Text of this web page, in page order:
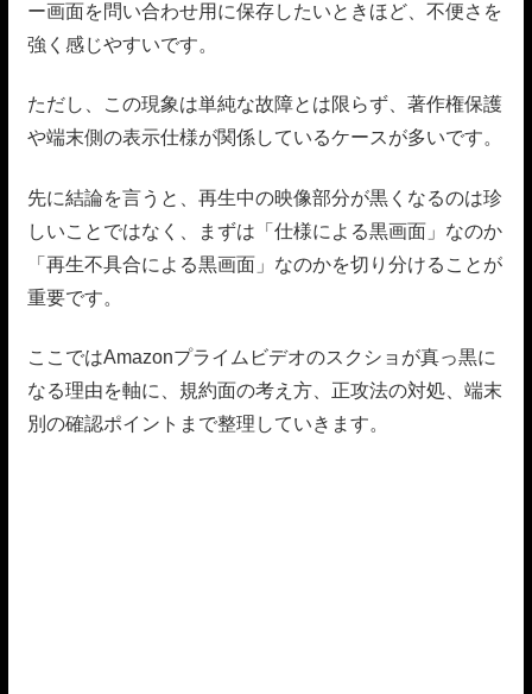
ー画面を問い合わせ用に保存したいときほど、不便さを
強く感じやすいです。
ただし、この現象は単純な故障とは限らず、著作権保護
や端末側の表示仕様が関係しているケースが多いです。
先に結論を言うと、再生中の映像部分が黒くなるのは珍
しいことではなく、まずは「仕様による黒画面」なのか
「再生不具合による黒画面」なのかを切り分けることが
重要です。
ここではAmazonプライムビデオのスクショが真っ黒に
なる理由を軸に、規約面の考え方、正攻法の対処、端末
別の確認ポイントまで整理していきます。